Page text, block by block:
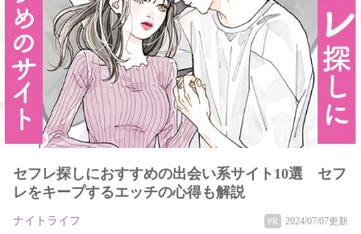
ラブグッズ 乳首 吸うやつ
セフレ探しにおすすめの出会い系サイト10選 セフ
レをキープするエッチの心得も解説
ナイトライフ PR 2024/07/07更新